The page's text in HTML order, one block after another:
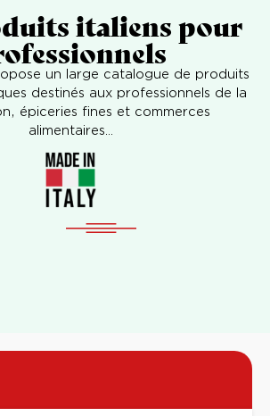
italiens pour
un large catalogue de produits
destinés aux professionnels de la
épiceries fines et commerces
alimentaires…